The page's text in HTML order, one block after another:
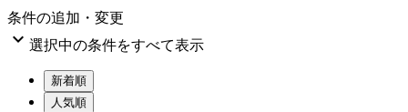
条件の追加・変更
 選択中の条件をすべて表示
新着順
人気順